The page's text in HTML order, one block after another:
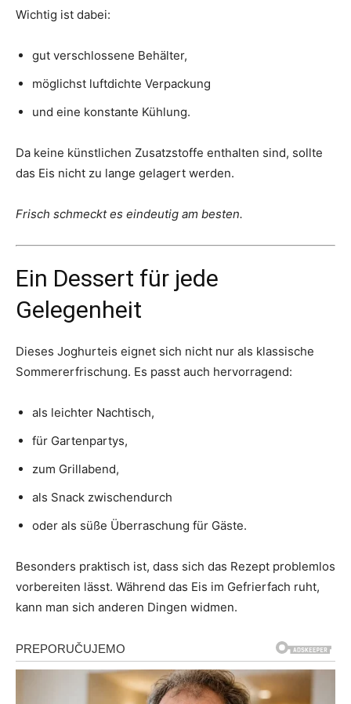
Wichtig ist dabei:
gut verschlossene Behälter,
möglichst luftdichte Verpackung
und eine konstante Kühlung.
Da keine künstlichen Zusatzstoffe enthalten sind, sollte
das Eis nicht zu lange gelagert werden.
Frisch schmeckt es eindeutig am besten.
Ein Dessert für jede
Gelegenheit
Dieses Joghurteis eignet sich nicht nur als klassische
Sommererfrischung. Es passt auch hervorragend:
als leichter Nachtisch,
für Gartenpartys,
zum Grillabend,
als Snack zwischendurch
oder als süße Überraschung für Gäste.
Besonders praktisch ist, dass sich das Rezept problemlos
vorbereiten lässt. Während das Eis im Gefrierfach ruht,
kann man sich anderen Dingen widmen.